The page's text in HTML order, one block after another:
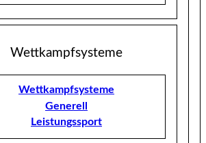
Wettkampfsysteme
Wettkampfsysteme
Generell
Leistungssport